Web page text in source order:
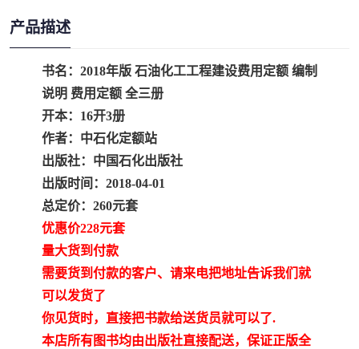
产品描述
书名：2018年版 石油化工工程建设费用定额 编制
说明 费用定额 全三册
开本：16开3册
作者：中石化定额站
出版社：中国石化出版社
出版时间：2018-04-01
总定价：260元套
优惠价228元套
量大货到付款
需要货到付款的客户、请来电把地址告诉我们就
可以发货了
你见货时，直接把书款给送货员就可以了.
本店所有图书均由出版社直接配送，保证正版全
疏浚工程预算定额
吉林建设工程计价定额
福建建设工程预算定额
辽宁省工程计价定额
江西省建筑工程预算定额
锅炉及压力容器规范国际
性规范ASME
湖北省建设工程预算定额
甘肃省建设工程预算定额 山西省建设工程预算定额